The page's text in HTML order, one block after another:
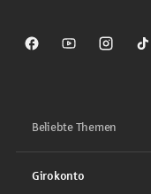
Sparkasse auf Facebook
Sparkasse auf
Beliebte Themen
Girokonto